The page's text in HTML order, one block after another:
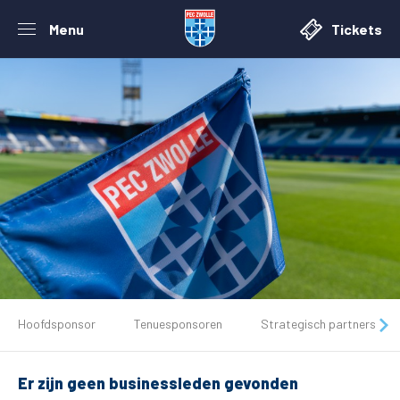
Menu Tickets
Tickets
Matchdays
Hoofdsponsor Tenuesponsoren Strategisch partners
Er zijn geen businessleden gevonden